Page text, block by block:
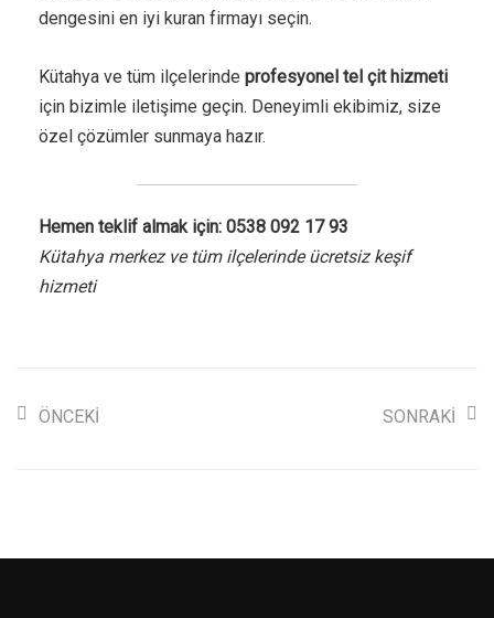
dengesini en iyi kuran firmayı seçin.
Kütahya ve tüm ilçelerinde profesyonel tel çit hizmeti
için bizimle iletişime geçin. Deneyimli ekibimiz, size
özel çözümler sunmaya hazır.
Hemen teklif almak için: 0538 092 17 93
Kütahya merkez ve tüm ilçelerinde ücretsiz keşif
hizmeti
ÖNCEKI SONRAKI